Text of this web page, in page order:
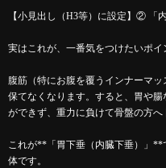
【小見出し（H3等）に設定】② 「
実はこれが、一番気をつけたいポイ
腹筋（特にお腹を覆うインナーマ
保てなくなります。すると、胃や
ができず、重力に負けて骨盤の方
これが**「胃下垂（内臓下垂）」**
体です。